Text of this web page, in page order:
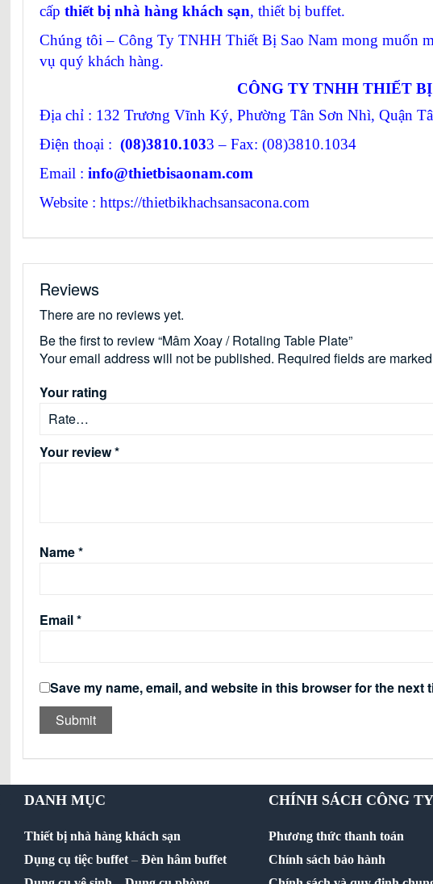
cấp thiết bị nhà hàng khách sạn, thiết bị buffet.
Chúng tôi – Công Ty TNHH Thiết Bị Sao Nam mong muốn
vụ quý khách hàng.
CÔNG TY TNHH THIẾT
Địa chỉ : 132 Trương Vĩnh Ký, Phường Tân Sơn Nhì, Quận
Điện thoại : (08)3810.1033 – Fax: (08)3810.1034
Email : info@thietbisaonam.com
Website : https://thietbikhachsansacona.com
Reviews
There are no reviews yet.
Be the first to review “Mâm Xoay / Rotaling Table Plate”
Your email address will not be published. Required fields are
Your rating
Your review*
Name*
Email*
Save my name, email, and website in this browser for the next
DANH MỤC
Thiết bị nhà hàng khách sạn
Dụng cụ tiệc buffet–Đèn hâm buffet
CHÍNH SÁCH CÔNG TY
Phương thức thanh toán
Chính sách bảo hành